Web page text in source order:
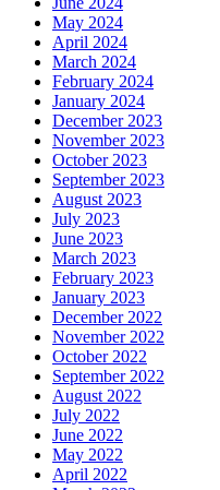
May 2024
April 2024
March 2024
February 2024
January 2024
December 2023
November 2023
October 2023
September 2023
August 2023
July 2023
June 2023
March 2023
February 2023
January 2023
December 2022
November 2022
October 2022
September 2022
August 2022
July 2022
June 2022
May 2022
April 2022